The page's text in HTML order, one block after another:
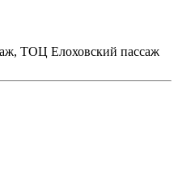
ТОЦ Елоховский пассаж